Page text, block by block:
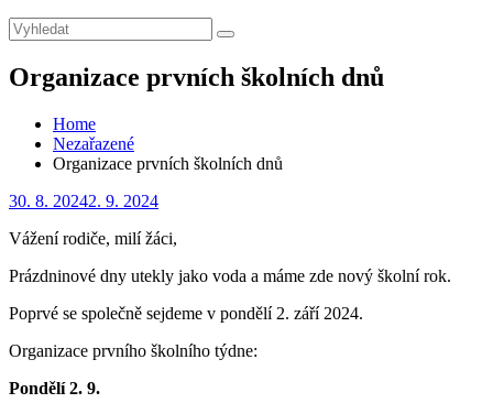
Search
for:
Search
Organizace prvních školních dnů
Home
Nezařazené
Organizace prvních školních dnů
Posted
30. 8. 20242. 9. 2024
Vážení rodiče, milí žáci,
Prázdninové dny utekly jako voda a máme zde nový školní rok.
Poprvé se společně sejdeme v pondělí 2. září 2024.
Organizace prvního školního týdne:
Pondělí 2. 9.